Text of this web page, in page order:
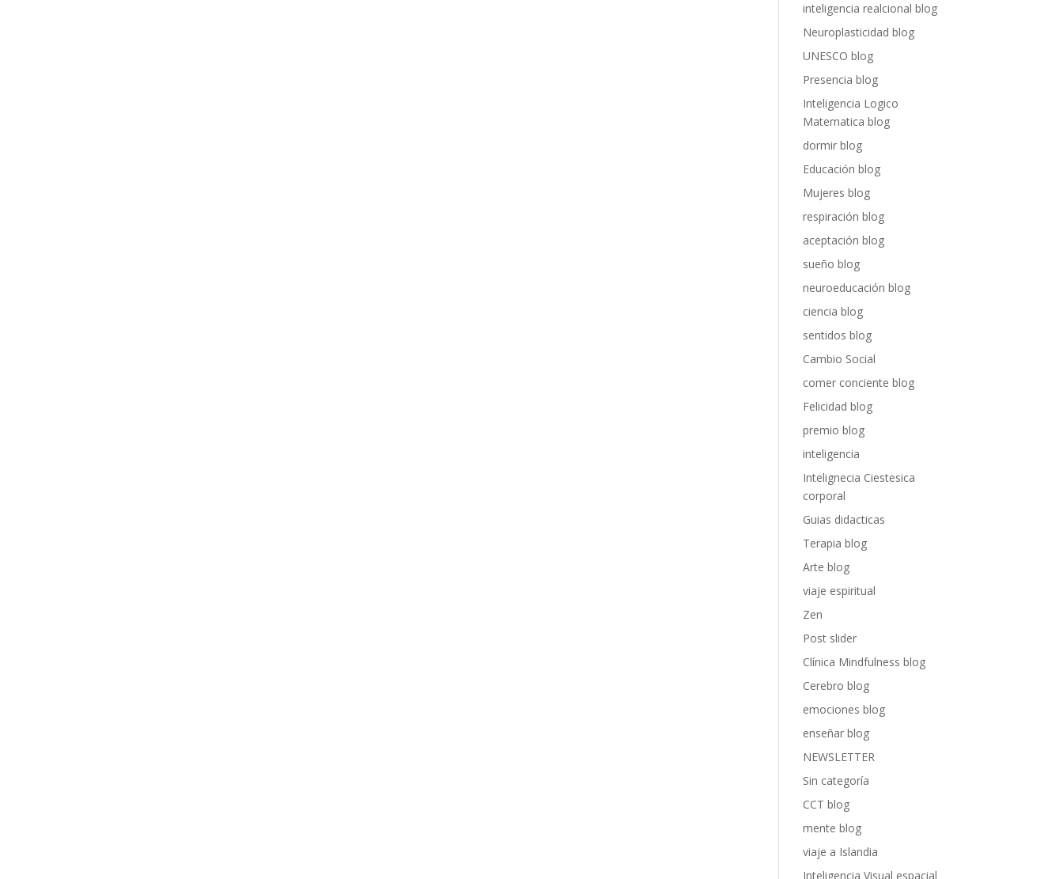
inteligencia realcional blog
Neuroplasticidad blog
UNESCO blog
Presencia blog
Inteligencia Logico
Matematica blog
dormir blog
Educación blog
Mujeres blog
respiración blog
aceptación blog
sueño blog
neuroeducación blog
ciencia blog
sentidos blog
Cambio Social
comer conciente blog
Felicidad blog
premio blog
inteligencia
Intelignecia Ciestesica
corporal
Guias didacticas
Terapia blog
Arte blog
viaje espiritual
Zen
Post slider
Clínica Mindfulness blog
Cerebro blog
emociones blog
enseñar blog
NEWSLETTER
Sin categoría
CCT blog
mente blog
viaje a Islandia
Inteligencia Visual espacial